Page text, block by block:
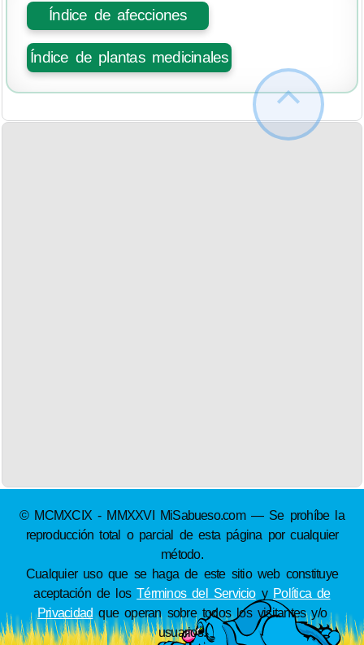
Índice de afecciones
Índice de plantas medicinales
© MCMXCIX - MMXXVI MiSabueso.com — Se prohíbe la
reproducción total o parcial de esta página por cualquier
método.
Cualquier uso que se haga de este sitio web constituye
aceptación de losTérminos del Servicioy Política de
Privacidad que operan sobre todos los visitantes y/o
usuarios.